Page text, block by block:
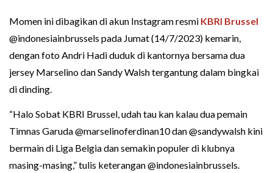
Momen ini dibagikan di akun Instagram resmi KBRI Brussel
@indonesiainbrussels pada Jumat (14/7/2023) kemarin,
dengan foto Andri Hadi duduk di kantornya bersama dua
jersey Marselino dan Sandy Walsh tergantung dalam bingkai
di dinding.
“Halo Sobat KBRI Brussel, udah tau kan kalau dua pemain
Timnas Garuda @marselinoferdinan10 dan @sandywalsh kini
bermain di Liga Belgia dan semakin populer di klubnya
masing-masing,” tulis keterangan @indonesiainbrussels.